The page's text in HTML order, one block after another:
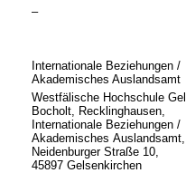
–
Internationale Beziehungen /
Akademisches Auslandsamt
Westfälische Hochschule
Bocholt, Recklinghausen,
Internationale Beziehungen /
Akademisches Auslandsamt,
Neidenburger Straße 10,
45897 Gelsenkirchen